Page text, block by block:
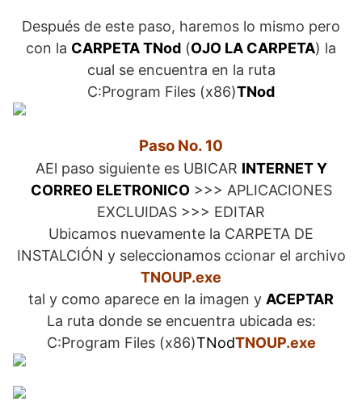
Después de este paso, haremos lo mismo pero
con la CARPETA TNod (OJO LA CARPETA) la
cual se encuentra en la ruta
C:Program Files (x86)TNod
Paso No. 10
AEl paso siguiente es UBICAR INTERNET Y
CORREO ELETRONICO>>> APLICACIONES
EXCLUIDAS >>> EDITAR
Ubicamos nuevamente la CARPETA DE
INSTALCIÓN y seleccionamos ccionar el archivo
TNOUP.exe
tal y como aparece en la imagen y ACEPTAR
La ruta donde se encuentra ubicada es:
C:Program Files (x86)TNodTNOUP.exe